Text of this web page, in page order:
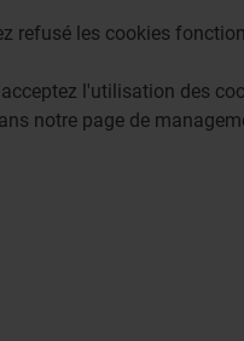
refusé les cookies
acceptez l'utilisation des
notre page de